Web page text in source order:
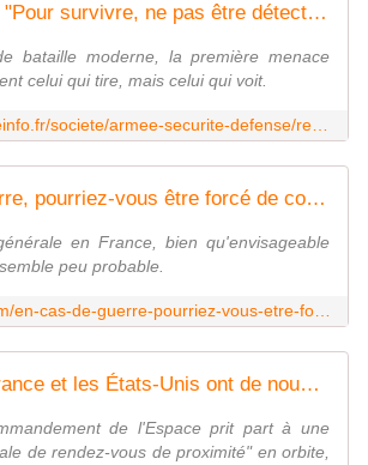
REPORTAGE. "Pour survivre, ne pas être détecté" : les armées s'entraînent à devenir invisibles
bataille moderne, la première menace
celui qui tire, mais celui qui voit.
En cas de guerre, pourriez-vous être forcé de combattre sans être militaire ?
en France, bien qu'envisageable
peu probable.
Espace : La France et les États-Unis ont de nouveau effectué des manœuvres orbitales conjointes inédites - Zone Militaire
de l'Espace prit part à une
de rendez-vous de proximité" en orbite,